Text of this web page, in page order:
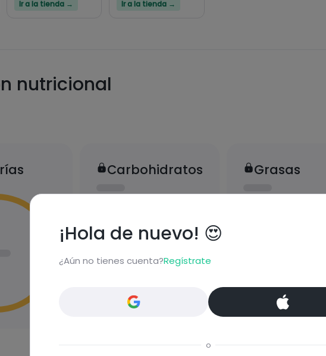
Ir a la tienda → Ir a la tienda →
nutricional
Carbohidratos
Proteínas
Grasas
¡Hola de nuevo! 😍
¿Aún no tienes cuenta?Regístrate
o